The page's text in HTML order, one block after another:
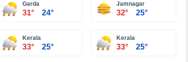
Garda
31° 24°
Jamnagar
32° 25°
Kerala
33° 25°
Kerala
33° 25°